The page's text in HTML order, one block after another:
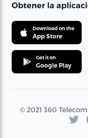
Obtener la
Download on the
App Store
Get it on
Google Play
© 2021 360